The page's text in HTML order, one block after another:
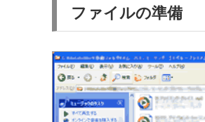
ファイルの準備